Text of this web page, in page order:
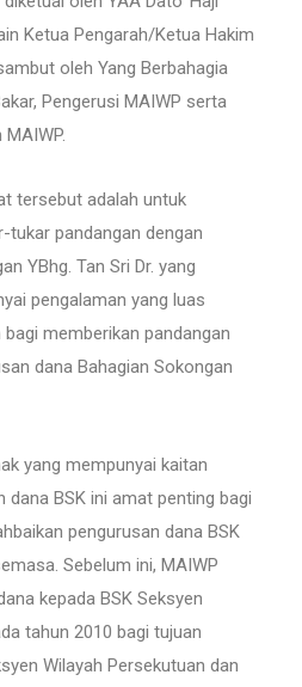
Ketua Pengarah/Ketua Hakim
oleh Yang Berbahagia
Pengerusi MAIWP serta
tersebut adalah untuk
tukar pandangan dengan
YBhg. Tan Sri Dr. yang
pengalaman yang luas
memberikan pandangan
dana Bahagian Sokongan
yang mempunyai kaitan
dana BSK ini amat penting bagi
pengurusan dana BSK
Sebelum ini, MAIWP
kepada BSK Seksyen
tahun 2010 bagi tujuan
Wilayah Persekutuan dan